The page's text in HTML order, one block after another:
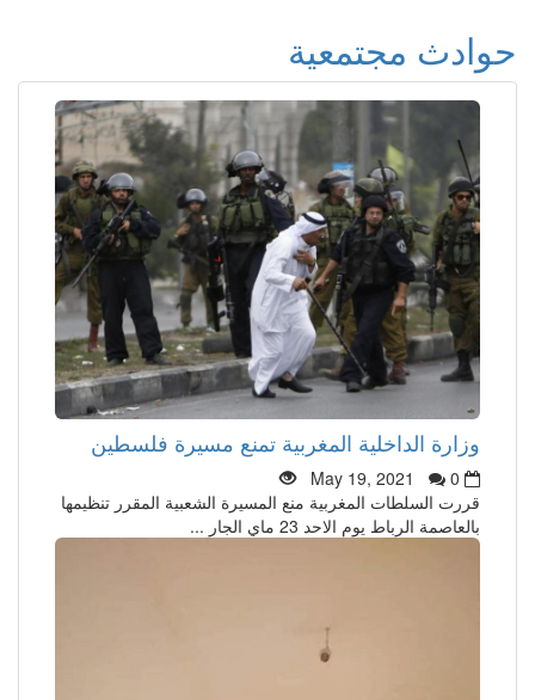
حوادث مجتمعية
وزارة الداخلية المغربية تمنع مسيرة فلسطين
May 19, 2021
0
قررت السلطات المغربية منع المسيرة الشعبية المقرر تنظيمها
بالعاصمة الرباط يوم الاحد 23 ماي الجار ...